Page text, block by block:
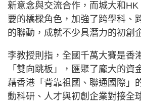
新意念與交流合作，而城大和HK
要的橋樑角色，加強了跨學科、
的聯動，成就不少具潛力的初創
李教授則指，全國千萬大賽是香
「雙向跳板」，匯聚了龐大的資
藉香港「背靠祖國、聯通國際」
動科研、人才與初創企業對接全